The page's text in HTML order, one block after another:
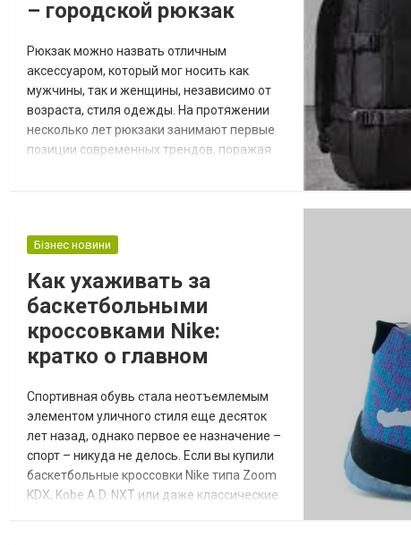
– городской рюкзак
Рюкзак можно назвать отличным
аксессуаром, который мог носить как
мужчины, так и женщины, независимо от
возраста, стиля одежды. На протяжении
несколько лет рюкзаки занимают первые
позиции современных трендов, поражая
Сумка, конечно, красивая вещь, однако не
современные люди решаю...
Бізнес новини
Как ухаживать за
баскетбольными
кроссовками Nike:
кратко о главном
Спортивная обувь стала неотъемлемым
элементом уличного стиля еще десяток
лет назад, однако первое ее назначение –
спорт – никуда не делось. Если вы купили
баскетбольные кроссовки Nike типа Zoom
KDX, Kobe A.D. NXT или даже классические